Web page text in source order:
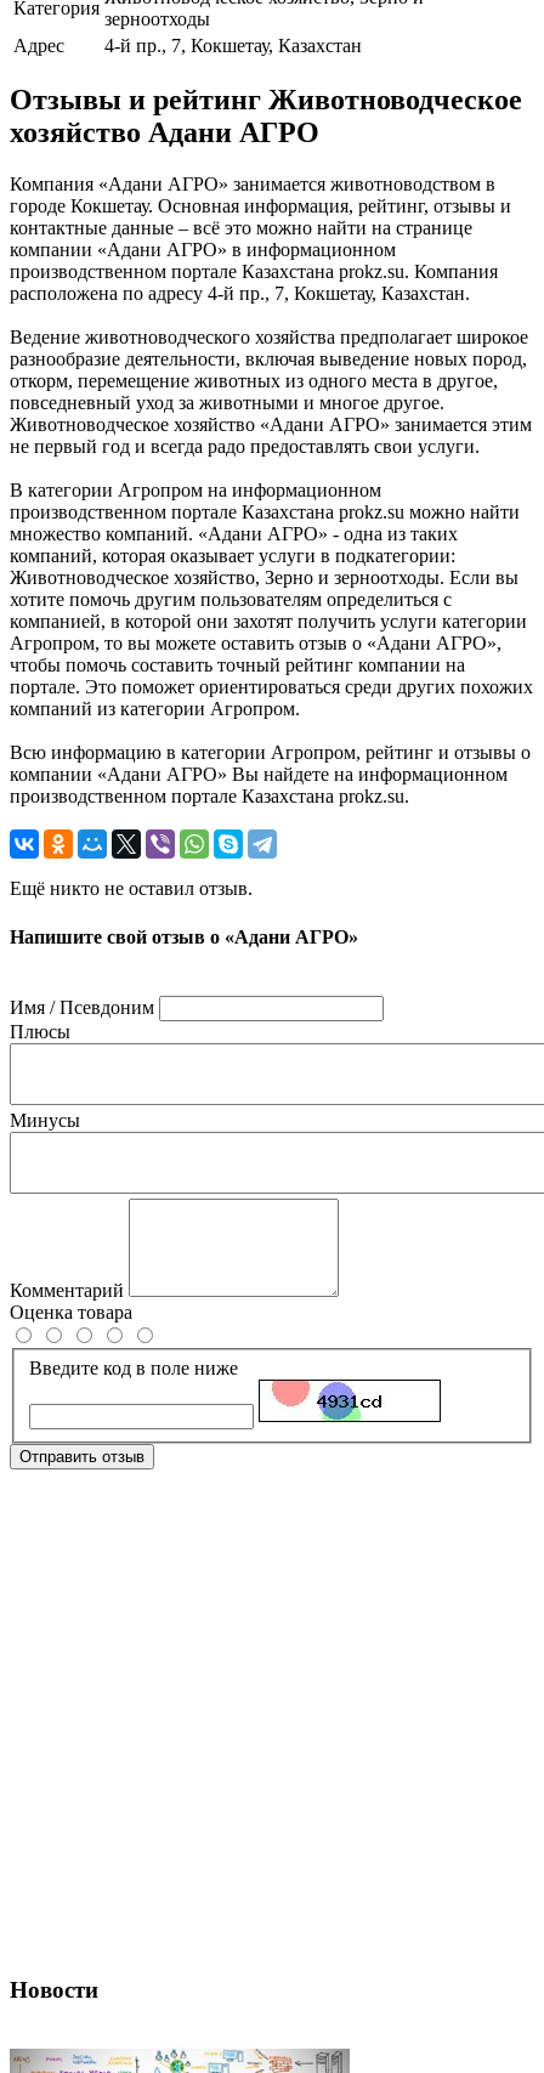
Категория
зерноотходы
Адрес
4-й пр., 7, Кокшетау, Казахстан
Отзывы и рейтинг Животноводческое
хозяйство Адани АГРО
Компания «Адани АГРО» занимается животноводством в
городе Кокшетау. Основная информация, рейтинг, отзывы и
контактные данные – всё это можно найти на странице
компании «Адани АГРО» в информационном
производственном портале Казахстана prokz.su. Компания
расположена по адресу 4-й пр., 7, Кокшетау, Казахстан.
Ведение животноводческого хозяйства предполагает широкое
разнообразие деятельности, включая выведение новых пород,
откорм, перемещение животных из одного места в другое,
повседневный уход за животными и многое другое.
Животноводческое хозяйство «Адани АГРО» занимается этим
не первый год и всегда радо предоставлять свои услуги.
В категории Агропром на информационном
производственном портале Казахстана prokz.su можно найти
множество компаний. «Адани АГРО» - одна из таких
компаний, которая оказывает услуги в подкатегории:
Животноводческое хозяйство, Зерно и зерноотходы. Если вы
хотите помочь другим пользователям определиться с
компанией, в которой они захотят получить услуги категории
Агропром, то вы можете оставить отзыв о «Адани АГРО»,
чтобы помочь составить точный рейтинг компании на
портале. Это поможет ориентироваться среди других похожих
компаний из категории Агропром.
Всю информацию в категории Агропром, рейтинг и отзывы о
компании «Адани АГРО» Вы найдете на информационном
производственном портале Казахстана prokz.su.
Ещё никто не оставил отзыв.
Напишите свой отзыв о «Адани АГРО»
Имя / Псевдоним
Плюсы
Минусы
Комментарий
Оценка товара
Введите код в поле ниже
Отправить отзыв
Новости